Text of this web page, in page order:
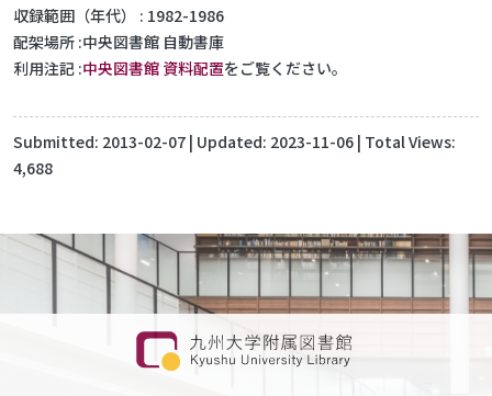
収録範囲（年代）
1982-1986
配架場所 中央図書館 自動書庫
利用注記 中央図書館 資料配置をご覧ください。
Submitted: 2013-02-07 | Updated: 2023-11-06 | Total Views:
4,688